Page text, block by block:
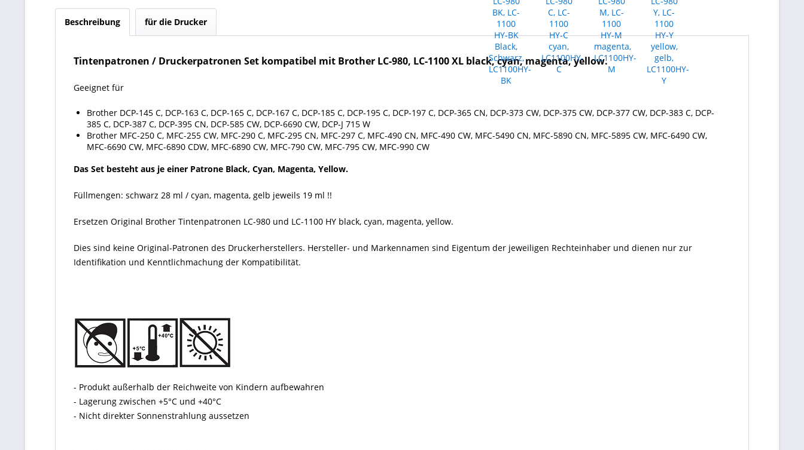
Beschreibung für die Drucker
Tintenpatronen / Druckerpatronen Set kompatibel mit Brother LC-980, LC-1100 XL black, cyan, magenta, yellow.
Geeignet für
Brother DCP-145 C, DCP-163 C, DCP-165 C, DCP-167 C, DCP-185 C, DCP-195 C, DCP-197 C, DCP-365 CN, DCP-373 CW, DCP-375 CW, DCP-377 CW, DCP-383 C, DCP-
385 C, DCP-387 C, DCP-395 CN, DCP-585 CW, DCP-6690 CW, DCP-J 715 W
Brother MFC-250 C, MFC-255 CW, MFC-290 C, MFC-295 CN, MFC-297 C, MFC-490 CN, MFC-490 CW, MFC-5490 CN, MFC-5890 CN, MFC-5895 CW, MFC-6490 CW,
MFC-6690 CW, MFC-6890 CDW, MFC-6890 CW, MFC-790 CW, MFC-795 CW, MFC-990 CW
Das Set besteht aus je einer Patrone Black, Cyan, Magenta, Yellow.
Füllmengen: schwarz 28 ml / cyan, magenta, gelb jeweils 19 ml !!
Ersetzen Original Brother Tintenpatronen LC-980 und LC-1100 HY black, cyan, magenta, yellow.
Dies sind keine Original-Patronen des Druckerherstellers. Hersteller- und Markennamen sind Eigentum der jeweiligen Rechteinhaber und dienen nur zur
Identifikation und Kenntlichmachung der Kompatibilität.
- Produkt außerhalb der Reichweite von Kindern aufbewahren
- Lagerung zwischen +5°C und +40°C
- Nicht direkter Sonnenstrahlung aussetzen